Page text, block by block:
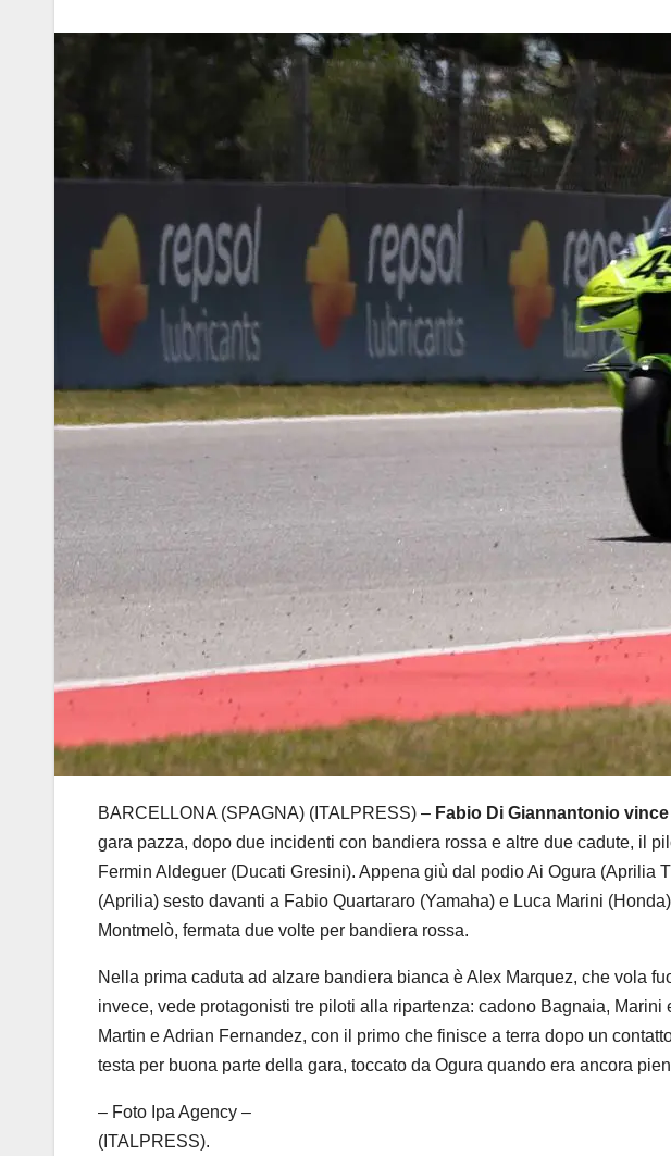
BARCELLONA (SPAGNA) (ITALPRESS) – Fabio Di Giannantonio
gara pazza, dopo due incidenti con bandiera rossa e altre due cadute, il
Fermin Aldeguer (Ducati Gresini). Appena giù dal podio Ai Ogura (Aprilia
(Aprilia) sesto davanti a Fabio Quartararo (Yamaha) e Luca Marini
Montmelò, fermata due volte per bandiera rossa.
Nella prima caduta ad alzare bandiera bianca è Alex Marquez, che vola
invece, vede protagonisti tre piloti alla ripartenza: cadono Bagnaia,
Martin e Adrian Fernandez, con il primo che finisce a terra dopo un
testa per buona parte della gara, toccato da Ogura quando era ancora
– Foto Ipa Agency –
(ITALPRESS).